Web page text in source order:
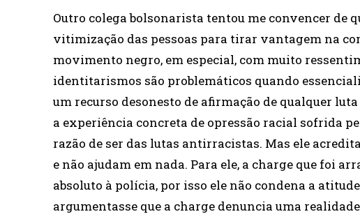
Outro colega bolsonarista tentou me convencer de
vitimização das pessoas para tirar vantagem na
movimento negro, em especial, com muito
identitarismos são problemáticos quando
um recurso desonesto de afirmação de qualquer
a experiência concreta de opressão racial sofrida
razão de ser das lutas antirracistas. Mas ele
e não ajudam em nada. Para ele, a charge que foi
absoluto à polícia, por isso ele não condena a
argumentasse que a charge denuncia uma